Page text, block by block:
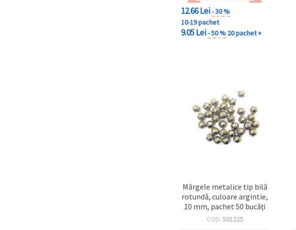
12.66 Lei- 30 %
10-19 pachet
9.05 Lei- 50 % 20 pachet +
Mărgele metalice tip bilă
rotundă, culoare argintie,
10 mm, pachet 50 bucăți
COD: 501225